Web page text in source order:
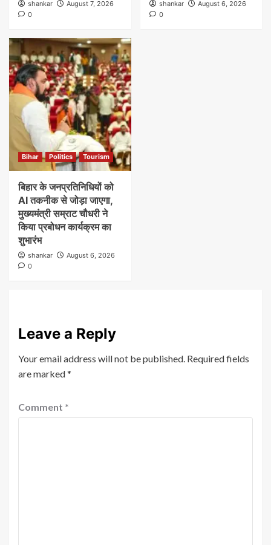
shankar
August 7, 2026
0
shankar
August 6, 2026
0
Bihar Politics Tourism
बिहार के जनप्रतिनिधियों को
AI तकनीक से जोड़ा जाएगा,
मुख्यमंत्री सम्राट चौधरी ने
किया प्रबोधन कार्यक्रम का
शुभारंभ
shankar
August 6, 2026
0
Leave a Reply
Your email address will not be published. Required fields
are marked*
Comment *